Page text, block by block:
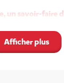
un savoir-faire
dans le sud de la
Cette
est
Afficher plus